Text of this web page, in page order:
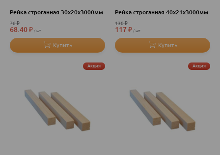
Рейка строганная 30х20х3000мм
76₽
68.40₽ шт
Рейка строганная 40х21х3000мм
130₽
117₽ шт
Акция Акция